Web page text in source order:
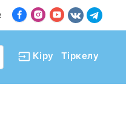
барады
Кіру Тіркелу